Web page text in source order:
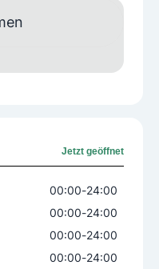
Jetzt geöffnet
00:00-24:00
00:00-24:00
00:00-24:00
00:00-24:00